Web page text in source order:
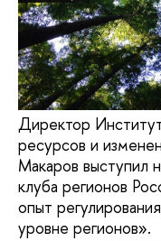
Директор
ресурсов и
Макаров выступил
клуба регионов
опыт
уровне регионов».